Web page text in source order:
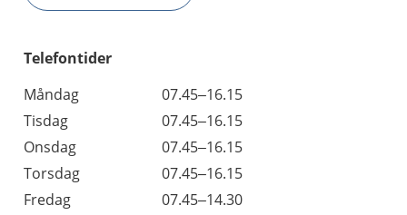
Telefontider
Måndag
07.45–16.15
Tisdag
07.45–16.15
Onsdag
07.45–16.15
Torsdag
07.45–16.15
Fredag
07.45–14.30